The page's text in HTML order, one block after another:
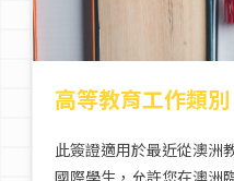
高等教育工作類
此簽證適用於最近從澳洲